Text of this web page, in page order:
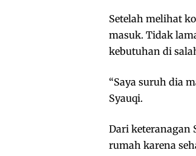
Setelah melihat
masuk. Tidak
kebutuhan di
“Saya suruh dia
Syauqi.
Dari keteranagan
rumah karena